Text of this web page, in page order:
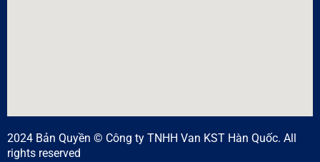
2024 Bản Quyền © Công ty TNHH Van KST Hàn Quốc. All
rights reserved